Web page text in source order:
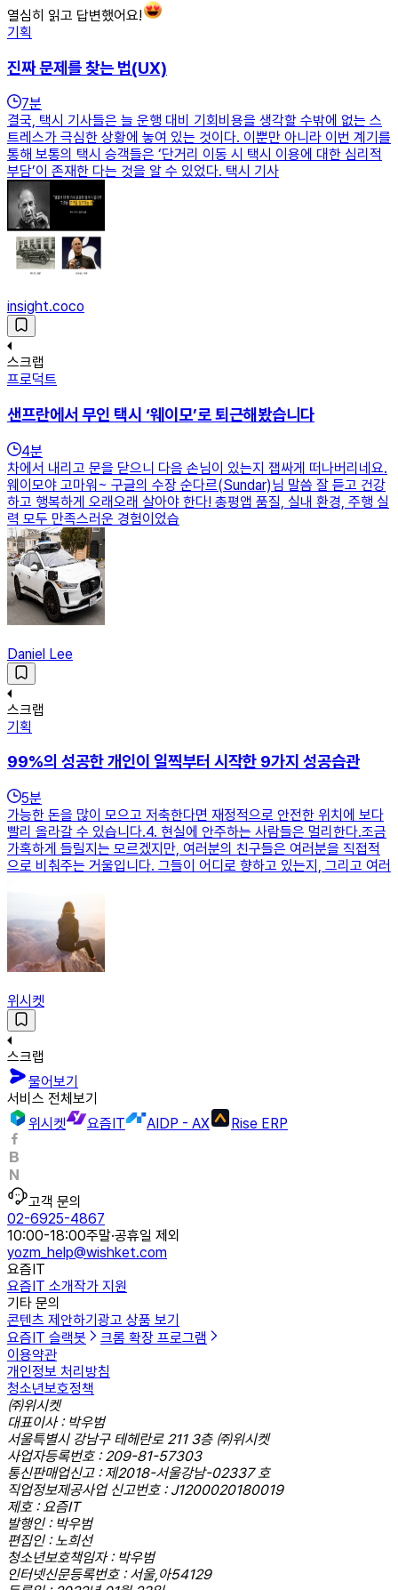
열심히 읽고 답변했어요!
기획
진짜 문제를 찾는 법(UX)
7분
결국, 택시 기사들은 늘 운행 대비 기회비용을 생각할 수밖에 없는 스
트레스가 극심한 상황에 놓여 있는 것이다. 이뿐만 아니라 이번 계기를
통해 보통의 택시 승객들은 ‘단거리 이동 시 택시 이용에 대한 심리적
부담’이 존재한 다는 것을 알 수 있었다. 택시 기사
insight.coco
스크랩
프로덕트
샌프란에서 무인 택시 ‘웨이모’로 퇴근해봤습니다
4분
차에서 내리고 문을 닫으니 다음 손님이 있는지 잽싸게 떠나버리네요.
웨이모야 고마워~ 구글의 수장 순다르(Sundar)님 말씀 잘 듣고 건강
하고 행복하게 오래오래 살아야 한다! 총평앱 품질, 실내 환경, 주행 실
력 모두 만족스러운 경험이었습
Daniel Lee
스크랩
기획
99%의 성공한 개인이 일찍부터 시작한 9가지 성공습관
5분
가능한 돈을 많이 모으고 저축한다면 재정적으로 안전한 위치에 보다
빨리 올라갈 수 있습니다.​4. 현실에 안주하는 사람들은 멀리한다.조금
가혹하게 들릴지는 모르겠지만, 여러분의 친구들은 여러분을 직접적
으로 비춰주는 거울입니다. 그들이 어디로 향하고 있는지, 그리고 여러
위시켓
스크랩
물어보기
서비스 전체보기
위시켓
요즘IT AIDP - AX Rise ERP
고객 문의
02-6925-4867
10:00-18:00주말·공휴일 제외
yozm_help@wishket.com
요즘IT
요즘IT 소개작가 지원
기타 문의
콘텐츠 제안하기 광고 상품 보기
요즘IT 슬랙봇
크롬 확장 프로그램
이용약관
개인정보 처리방침
청소년보호정책
㈜위시켓
대표이사 : 박우범
서울특별시 강남구 테헤란로 211 3층 ㈜위시켓
사업자등록번호 : 209-81-57303
통신판매업신고 : 제2018-서울강남-02337 호
직업정보제공사업 신고번호 : J1200020180019
제호 : 요즘IT
발행인 : 박우범
편집인 : 노희선
청소년보호책임자 : 박우범
인터넷신문등록번호 : 서울,아54129